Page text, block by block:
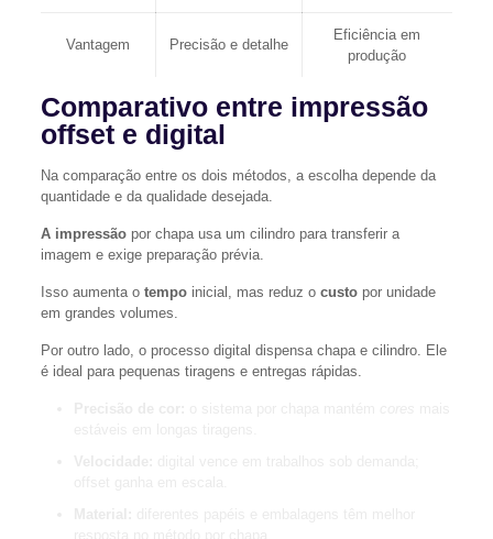
Vantagem Precisão e detalhe
Eficiência em
produção
Comparativo entre impressão
offset e digital
Na comparação entre os dois métodos, a escolha depende da
quantidade e da qualidade desejada.
A impressãopor chapa usa um cilindro para transferir a
imagem e exige preparação prévia.
Isso aumenta o tempoinicial, mas reduz o custopor unidade
em grandes volumes.
Por outro lado, o processo digital dispensa chapa e cilindro. Ele
é ideal para pequenas tiragens e entregas rápidas.